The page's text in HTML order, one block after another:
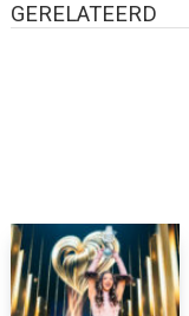
GERELATEERD